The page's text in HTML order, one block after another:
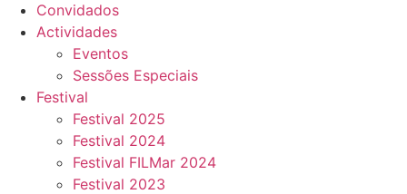
Convidados
Actividades
Eventos
Sessões Especiais
Festival
Festival 2025
Festival 2024
Festival FILMar 2024
Festival 2023